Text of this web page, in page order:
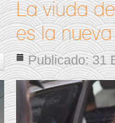
La viuda
es la
Publicado: 31